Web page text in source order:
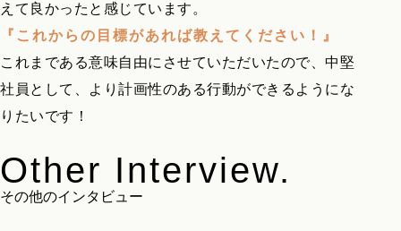
えて良かったと感じています。
『これからの目標があれば教えてください！』
これまである意味自由にさせていただいたので、中堅
社員として、より計画性のある行動ができるようにな
りたいです！
Other Interview.
その他のインタビュー